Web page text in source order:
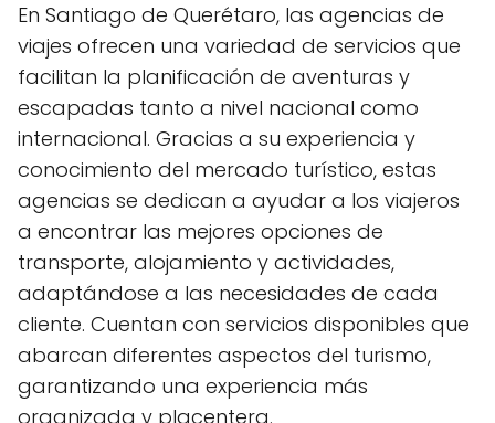
En Santiago de Querétaro, las agencias de
viajes ofrecen una variedad de servicios que
facilitan la planificación de aventuras y
escapadas tanto a nivel nacional como
internacional. Gracias a su experiencia y
conocimiento del mercado turístico, estas
agencias se dedican a ayudar a los viajeros
a encontrar las mejores opciones de
transporte, alojamiento y actividades,
adaptándose a las necesidades de cada
cliente. Cuentan con servicios disponibles que
abarcan diferentes aspectos del turismo,
garantizando una experiencia más
organizada y placentera.